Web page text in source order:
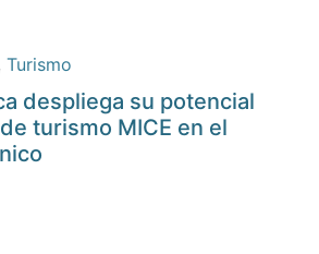
Turismo
despliega su potencial
turismo MICE en el